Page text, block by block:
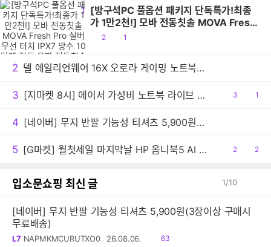
1 [방구석PC 풀옵션 패키지 단독특가!최종
가 1만2천!] 모바 전동칫솔 MOVA Fresh
Pro 실버 무선 터치 IPX7 방수 10단계 진
공
2
댓1
2 델 에일리언웨어 16X 오로라 게이밍 노트북 신규출시 기념 포토 리뷰 이벤트 진행
3 [지마켓 8시] 에이서 가성비 노트북 라이브 혜택 정리 (아스파이어 / 스위프트)
공
3
댓1
4 [네이버] 무지 반팔 기능성 티셔츠 5,900원(3장이상 구매시 무료배송)
5 [G마켓] 월첫세일 마지막날 HP 옴니북5 AI 노트북 16-af1087TU 최종 149만원대!
공
2
댓
2
입소문쇼핑 최신 글 1/10
[네이버] 무지 반팔 기능성 티셔츠 5,900원(3장이상 구매시
무료배송)
L7 NAPMKMCURUTXO0 26.08.06.
읽
63